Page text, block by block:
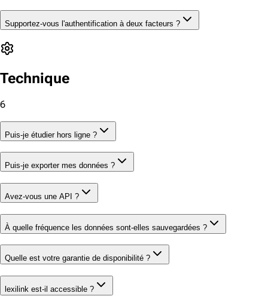
Supportez-vous l'authentification à deux facteurs ?
Technique
6
Puis-je étudier hors ligne ?
Puis-je exporter mes données ?
Avez-vous une API ?
À quelle fréquence les données sont-elles sauvegardées ?
Quelle est votre garantie de disponibilité ?
lexilink est-il accessible ?